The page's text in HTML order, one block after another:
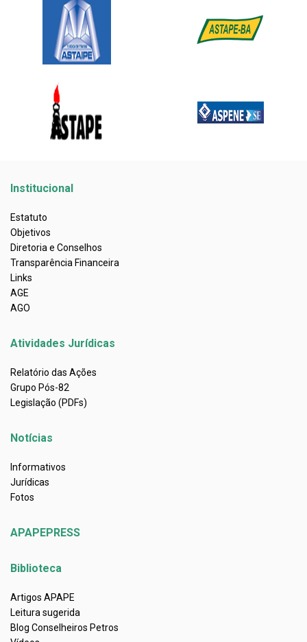
Institucional
Estatuto
Objetivos
Diretoria e Conselhos
Transparência Financeira
Links
AGE
AGO
Atividades Jurídicas
Relatório das Ações
Grupo Pós-82
Legislação (PDFs)
Notícias
Informativos
Jurídicas
Fotos
APAPEPRESS
Biblioteca
Artigos APAPE
Leitura sugerida
Blog Conselheiros Petros